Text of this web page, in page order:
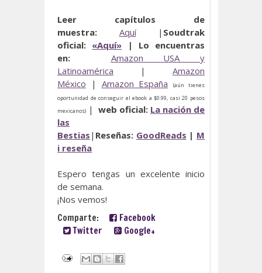
Leer capítulos de
muestra: Aquí| Soudtrak
oficial: «Aquí» | Lo encuentras
en: Amazon USA y
Latinoamérica | Amazon
México | Amazon España
(aún tienes
oportunidad de conseguir el ebook a $0.99, casi 20 pesos
mexicanos) | web oficial: La nación de
las
Bestias | Reseñas: GoodReads | M
i reseña
Espero tengas un excelente inicio
de semana.
¡Nos vemos!
Comparte:
Facebook
Twitter
Google+